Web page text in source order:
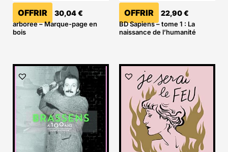
OFFRIR 30,04€
arboree – Marque-page en
bois
OFFRIR 22,90€
BD Sapiens – tome 1 : La
naissance de l’humanité